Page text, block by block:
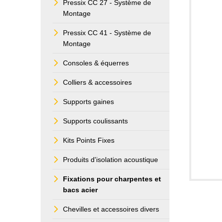
Pressix CC 27 - Système de
Montage
Pressix CC 41 - Système de
Montage
Consoles & équerres
Colliers & accessoires
Supports gaines
Supports coulissants
Kits Points Fixes
Produits d'isolation acoustique
Fixations pour charpentes et
bacs acier
Chevilles et accessoires divers